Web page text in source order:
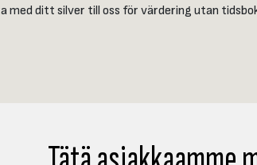
med ditt silver till oss för värdering utan